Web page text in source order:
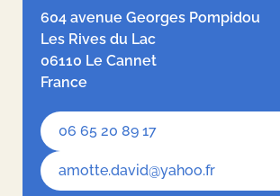
604 avenue Georges Pompidou
Les Rives du Lac
06110 Le Cannet
France
06 65 20 89 17
amotte.david@yahoo.fr